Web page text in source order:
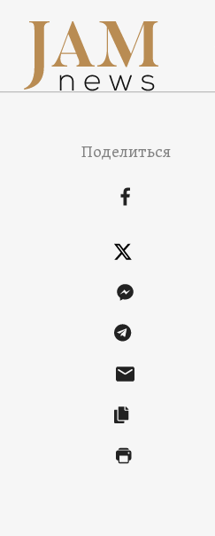
Поделиться